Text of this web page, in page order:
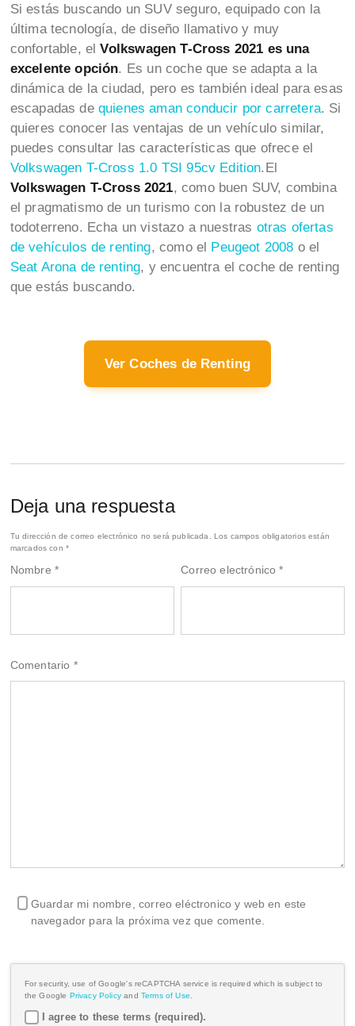
Si estás buscando un SUV seguro, equipado con la
última tecnología, de diseño llamativo y muy
confortable, elVolkswagen T-Cross 2021 es una
excelente opción. Es un coche que se adapta a la
dinámica de la ciudad, pero es también ideal para esas
escapadas dequienes aman conducir por carretera. Si
quieres conocer las ventajas de un vehículo similar,
puedes consultar las características que ofrece el
Volkswagen T-Cross 1.0 TSI 95cv Edition.El
Volkswagen T-Cross 2021, como buen SUV, combina
el pragmatismo de un turismo con la robustez de un
todoterreno. Echa un vistazo a nuestras otras ofertas
de vehículos de renting, como el Peugeot 2008 o el
Seat Arona de renting, y encuentra el coche de renting
que estás buscando.
Ver Coches de Renting
Deja una respuesta
Tu dirección de correo electrónico no será publicada. Los campos obligatorios están
marcados con *
Nombre * Correo electrónico*
Comentario *
Guardar mi nombre, correo eléctronico y web en este
navegador para la próxima vez que comente.
For security, use of Google's reCAPTCHA service is required which is subject to
the Google Privacy Policy and Terms of Use
I agree to these terms (required).